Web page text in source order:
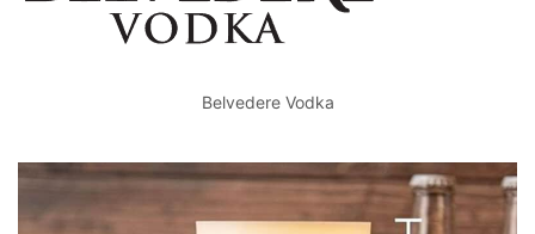
Belvedere Vodka